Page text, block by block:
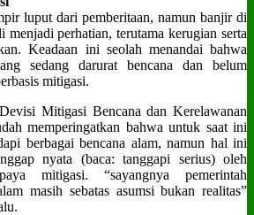
luput dari pemberitaan, namun banjir di
menjadi perhatian, terutama kerugian serta
Keadaan ini seolah menandai bahwa
sedang darurat bencana dan belum
mitigasi.
Mitigasi Bencana dan Kerelawanan
memperingatkan bahwa untuk saat ini
berbagai bencana alam, namun hal ini
nyata (baca: tanggapi serius) oleh
mitigasi. “sayangnya pemerintah
masih sebatas asumsi bukan realitas”